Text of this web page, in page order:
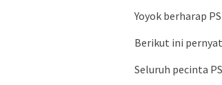
Yoyok berharap
Berikut ini
Seluruh pecinta